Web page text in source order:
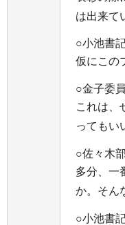
は出来て
○小池書
仮にこの
○金子委員
これは、
ってもい
○佐々木
多分、一
か。そん
○小池書